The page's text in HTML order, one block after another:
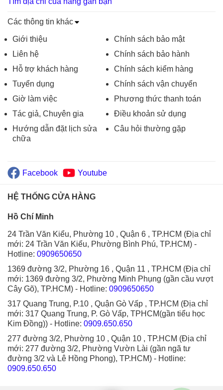
Các thông tin khác
Giới thiệu
Liên hệ
Hỗ trợ khách hàng
Tuyển dụng
Giờ làm việc
Tác giả, Chuyên gia
Hướng dẫn đặt lịch sửa
chữa
Chính sách bảo mật
Chính sách bảo hành
Chính sách kiểm hàng
Chính sách vận chuyển
Phương thức thanh toán
Điều khoản sử dụng
Câu hỏi thường gặp
Facebook Youtube
HỆ THỐNG CỬA HÀNG
Hồ Chí Minh
24 Trần Văn Kiểu, Phường 10 , Quận 6 , TP.HCM (Địa chỉ
mới: 24 Trần Văn Kiểu, Phường Bình Phú, TP.HCM) -
Hotline: 0909650650
1369 đường 3/2, Phường 16 , Quận 11 , TP.HCM (Địa chỉ
mới: 1369 đường 3/2, Phường Minh Phụng (gần cầu vượt
Cây Gõ), TP.HCM) - Hotline: 0909650650
317 Quang Trung, P.10 , Quận Gò Vấp , TP.HCM (Địa chỉ
mới: 317 Quang Trung, P. Gò Vấp, TPHCM(gần tiểu học
Kim Đồng)) - Hotline: 0909.650.650
277 đường 3/2, Phường 10 , Quận 10 , TP.HCM (Địa chỉ
mới: 277 đường 3/2, Phường Vườn Lài (gần ngã tư
đường 3/2 và Lê Hồng Phong), TP.HCM) - Hotline:
0909.650.650